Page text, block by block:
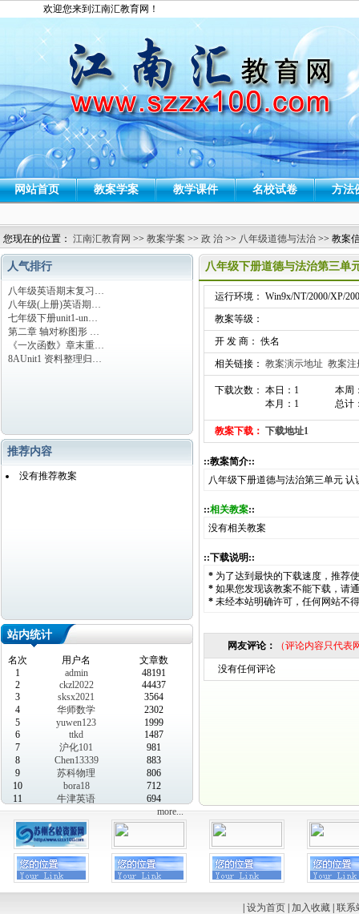
欢迎您来到江南汇教育网！
网站首页 教案学案 教学课件 名校试卷 方法
您现在的位置： 江南汇教育网 >> 教案学案 >> 政 治 >> 八年级道德与法治 >> 教案
人气排行
八年级英语期末复习…
八年级(上册)英语期…
七年级下册unit1-un…
第二章 轴对称图形 …
《一次函数》章末重…
8AUnit1 资料整理归…
推荐内容
没有推荐教案
站内统计
名次 用户名
文章数
1
admin
48191
2
ckzl2022
44437
3
sksx2021
3564
4
华师数学
2302
5
yuwen123
1999
6
ttkd
1487
7
沪化101
981
8
Chen13339
883
9
苏科物理
806
10
bora18
712
11
牛津英语
694
more...
八年级下册道德与法治第三单
运行环境： Win9x/NT/2000/XP/
教案等级：
开 发 商： 佚名
相关链接： 教案演示地址 教案注
下载次数： 本日：1
本月：1
本周
总计
教案下载： 下载地址1
::教案简介::
八年级下册道德与法治第三单元
::相关教案::
没有相关教案
::下载说明::
* 为了达到最快的下载速度，推荐
* 如果您发现该教案不能下载，请
* 未经本站明确许可，任何网站不
网友评论： （评论内容只代
没有任何评论
设为首页| 加入收藏| 联系